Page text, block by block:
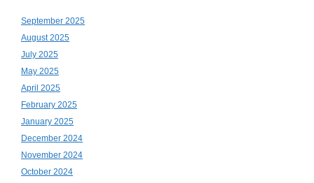
September 2025
August 2025
July 2025
May 2025
April 2025
February 2025
January 2025
December 2024
November 2024
October 2024